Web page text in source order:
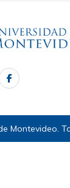
Montevideo.